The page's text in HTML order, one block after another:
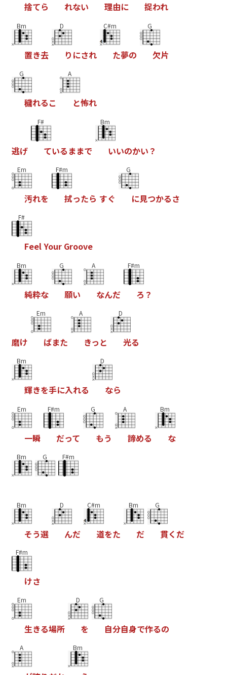
捨てら れない 理由に 捉われ
Bm
置き去
D
り にされ
C#m
た夢の
G
欠片
G
穢れるこ
A
と怖れ
逃げ
F#
ている ままで
Bm
いいのかい ？
Em
汚れを
F#m
拭ったら すぐ
G
に見つかるさ
F#
FeelYour Groove
Bm
純粋な
G
願い
A
なんだ
F#m
ろ ？
磨け
Em
ばまた
A
きっ と
D
光る
Bm
輝きを手に入れる
D
なら
Em
一瞬
F#m
だって
G
もう
A
諦める
Bm
な
Bm G F#m
Bm
そう選
D
んだ
C#m
道をた
Bm
だ
G
貫く だ
F#m
けさ
Em
生きる場所
D
を
G
自分自身で作るの
A Bm